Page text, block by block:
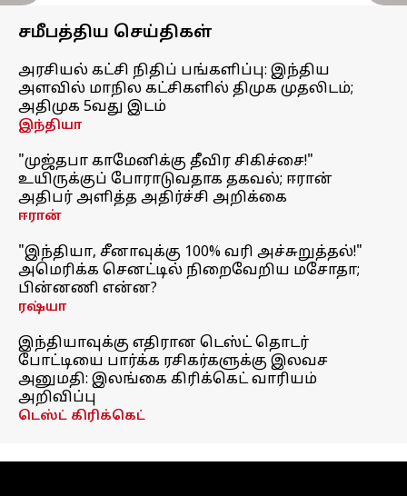
சமீபத்திய செய்திகள்
அரசியல் கட்சி நிதிப் பங்களிப்பு: இந்திய
அளவில் மாநில கட்சிகளில் திமுக முதலிடம்;
அதிமுக 5வது இடம்
இந்தியா
"முஜ்தபா காமேனிக்கு தீவிர சிகிச்சை!"
உயிருக்குப் போராடுவதாக தகவல்; ஈரான்
அதிபர் அளித்த அதிர்ச்சி அறிக்கை
ஈரான்
"இந்தியா, சீனாவுக்கு 100% வரி அச்சுறுத்தல்!"
அமெரிக்க செனட்டில் நிறைவேறிய மசோதா;
பின்னணி என்ன?
ரஷ்யா
இந்தியாவுக்கு எதிரான டெஸ்ட் தொடர்
போட்டியை பார்க்க ரசிகர்களுக்கு இலவச
அனுமதி: இலங்கை கிரிக்கெட் வாரியம்
அறிவிப்பு
டெஸ்ட் கிரிக்கெட்